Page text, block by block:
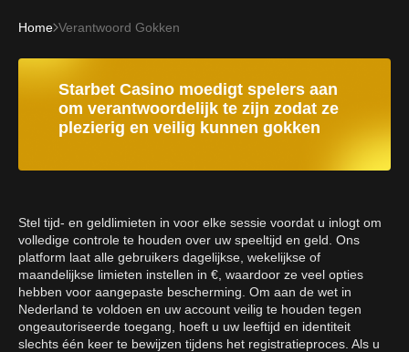
Home Verantwoord Gokken
Starbet Casino moedigt spelers aan
om verantwoordelijk te zijn zodat ze
plezierig en veilig kunnen gokken
Stel tijd- en geldlimieten in voor elke sessie voordat u inlogt om
volledige controle te houden over uw speeltijd en geld. Ons
platform laat alle gebruikers dagelijkse, wekelijkse of
maandelijkse limieten instellen in €, waardoor ze veel opties
hebben voor aangepaste bescherming. Om aan de wet in
Nederland te voldoen en uw account veilig te houden tegen
ongeautoriseerde toegang, hoeft u uw leeftijd en identiteit
slechts één keer te bewijzen tijdens het registratieproces. Als u